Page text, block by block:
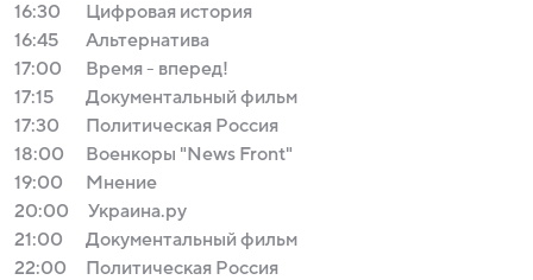
16:30
Цифровая история
16:45
Альтернатива
17:00
Время - вперед!
17:15
Документальный фильм
17:30
Политическая Россия
18:00
Военкоры "News Front"
19:00
Мнение
20:00
Украина.ру
21:00
Документальный фильм
22:00
Политическая Россия